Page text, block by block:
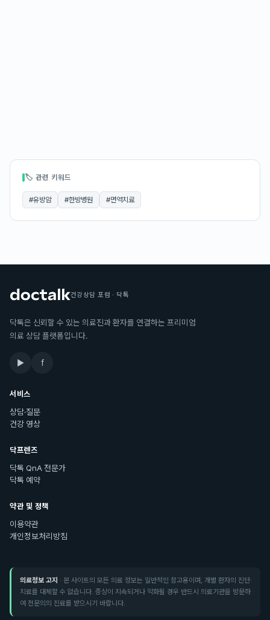
🏷 관련 키워드
#유방암 #한방병원 #면역치료
건강상담 포럼 · 닥톡
닥톡은 신뢰할 수 있는 의료진과 환자를 연결하는 프리미엄
의료 상담 플랫폼입니다.
▶ f
서비스
상담·질문
건강 영상
닥프렌즈
닥톡 QnA 전문가
닥톡 예약
약관 및 정책
이용약관
개인정보처리방침
의료정보 고지 · 본 사이트의 모든 의료 정보는 일반적인 참고용이며, 개별 환자의 진단·
치료를 대체할 수 없습니다. 증상이 지속되거나 악화될 경우 반드시 의료기관을 방문하
여 전문의의 진료를 받으시기 바랍니다.